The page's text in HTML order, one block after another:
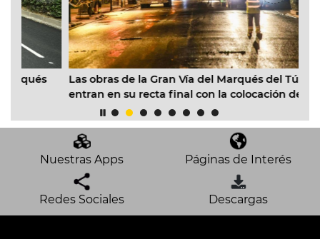
Las obras de la Gran Vía del Marqués del Túria
entran en su recta final con la colocación de más de
22.000 m2 de asfalto fonoabsorbente
Nuestras Apps Páginas de Interés
Redes Sociales Descargas